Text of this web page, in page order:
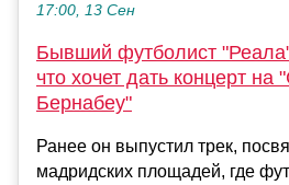
17:00, 13 Сен
Бывший футболист
что хочет дать концерт на
Бернабеу"
Ранее он выпустил трек,
мадридских площадей, где